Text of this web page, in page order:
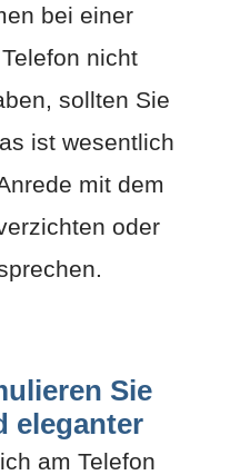
bei einer
nicht
sollten Sie
ist wesentlich
mit dem
oder
Sie
eleganter
am Telefon